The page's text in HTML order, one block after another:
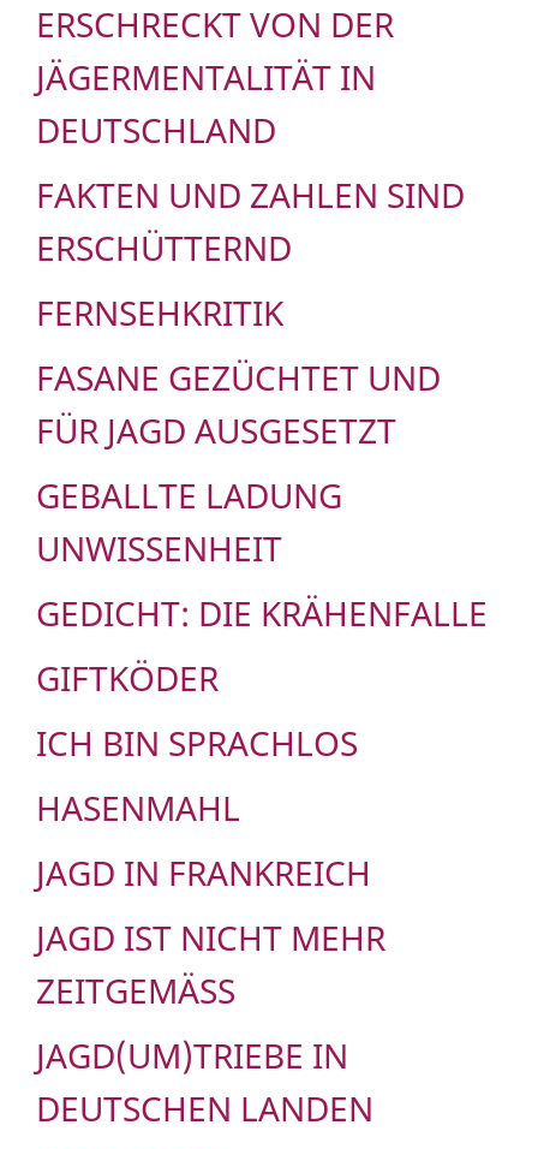
ERSCHRECKT VON DER
JÄGERMENTALITÄT IN
DEUTSCHLAND
FAKTEN UND ZAHLEN SIND
ERSCHÜTTERND
FERNSEHKRITIK
FASANE GEZÜCHTET UND
FÜR JAGD AUSGESETZT
GEBALLTE LADUNG
UNWISSENHEIT
GEDICHT: DIE KRÄHENFALLE
GIFTKÖDER
ICH BIN SPRACHLOS
HASENMAHL
JAGD IN FRANKREICH
JAGD IST NICHT MEHR
ZEITGEMÄSS
JAGD(UM)TRIEBE IN
DEUTSCHEN LANDEN